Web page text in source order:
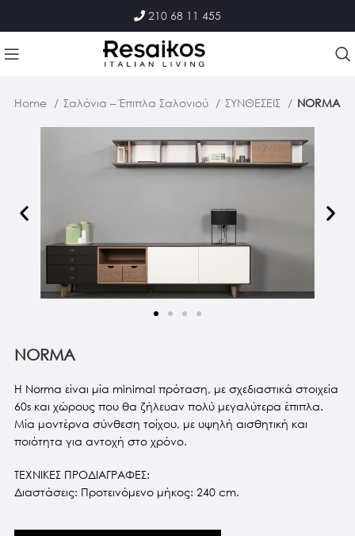
210 68 11 455
Home Σαλόνια – Έπιπλα Σαλονιού ΣΥΝΘΕΣΕΙΣ NORMA
NORMA
Η Norma είναι μία minimal πρόταση, με σχεδιαστικά στοιχεία
60s και χώρους που θα ζήλευαν πολύ μεγαλύτερα έπιπλα.
Μία μοντέρνα σύνθεση τοίχου, με υψηλή αισθητική και
ποιότητα για αντοχή στο χρόνο.
ΤΕΧΝΙΚΕΣ ΠΡΟΔΙΑΓΡΑΦΕΣ:
Διαστάσεις: Προτεινόμενο μήκος: 240 cm.